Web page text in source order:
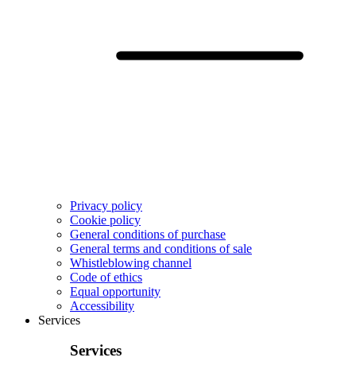
Privacy policy
Cookie policy
General conditions of purchase
General terms and conditions of sale
Whistleblowing channel
Code of ethics
Equal opportunity
Accessibility
Services
Services